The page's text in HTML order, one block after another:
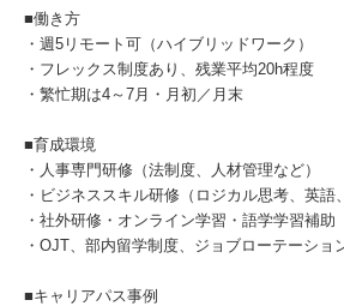
■働き方
・週5リモート可（ハイブリッドワーク）
・フレックス制度あり、残業平均20h程度
・繁忙期は4～7月・月初／月末
■育成環境
・人事専門研修（法制度、人材管理など）
・ビジネススキル研修（ロジカル思考、英語
・社外研修・オンライン学習・語学学習補助
・OJT、部内留学制度、ジョブローテーショ
■キャリアパス事例